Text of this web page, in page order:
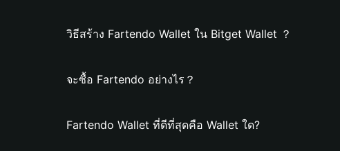
วิธีสร้าง Fartendo Wallet ใน Bitget Wallet ？
จะซื้อ Fartendo อย่างไร？
Fartendo Wallet ที่ดีที่สุดคือ Wallet ใด?